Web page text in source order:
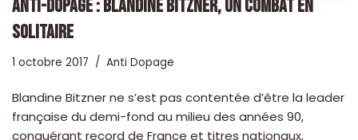
ANTI-DOPAGE : BLANDINE BITZNER, UN COMBAT EN
SOLITAIRE
1 octobre 2017 Anti Dopage
Blandine Bitzner ne s’est pas contentée d’être la leader
française du demi-fond au milieu des années 90,
conquérant record de France et titres nationaux,